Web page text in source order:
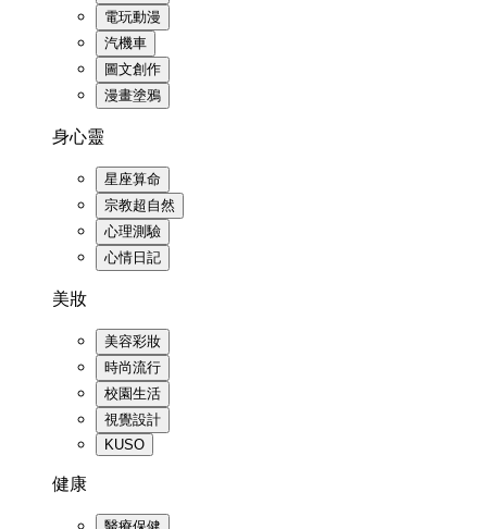
電玩動漫
汽機車
圖文創作
漫畫塗鴉
身心靈
星座算命
宗教超自然
心理測驗
心情日記
美妝
美容彩妝
時尚流行
校園生活
視覺設計
KUSO
健康